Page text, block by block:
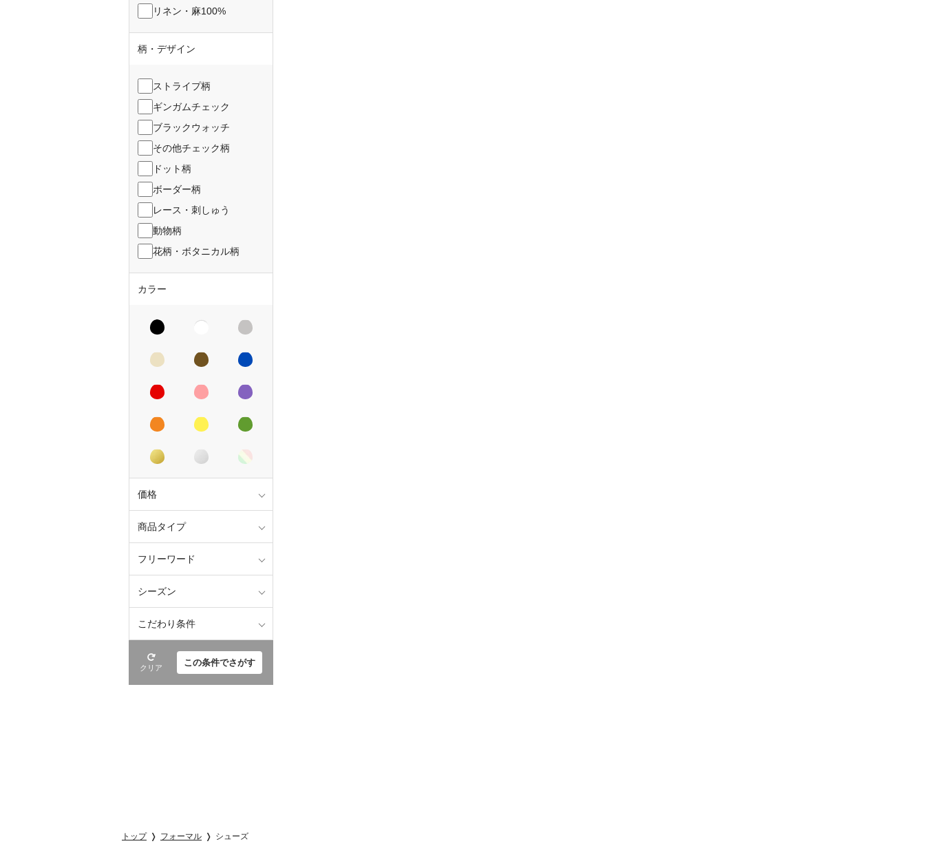
リネン・麻100%
柄・デザイン
ストライプ柄
ギンガムチェック
ブラックウォッチ
その他チェック柄
ドット柄
ボーダー柄
レース・刺しゅう
動物柄
花柄・ボタニカル柄
カラー
価格
商品タイプ
フリーワード
シーズン
こだわり条件
クリア この条件でさがす
トップ フォーマル シューズ